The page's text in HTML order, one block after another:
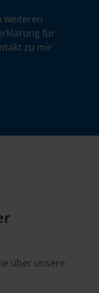
weiteren
für
zu mir
über unsere